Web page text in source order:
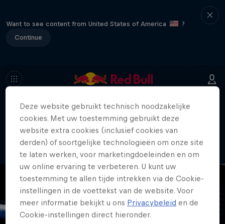
Want to see content from United States of America
?
Continue
404
Sorry, deze pagina is helaas niet meer
beschikbaar.
Deze website gebruikt technisch noodzakelijke
cookies. Met uw toestemming gebruikt deze
website extra cookies (inclusief cookies van
derden) of soortgelijke technologieën om onze site
te laten werken, voor marketingdoeleinden en om
uw online ervaring te verbeteren. U kunt uw
toestemming te allen tijde intrekken via de Cookie-
instellingen in de voettekst van de website. Voor
meer informatie bekijkt u ons Privacybeleid en de
Cookie-instellingen direct hieronder.